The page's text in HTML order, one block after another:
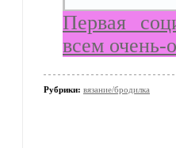
Первая
всем очень-
Рубрики: вязание/бродилка